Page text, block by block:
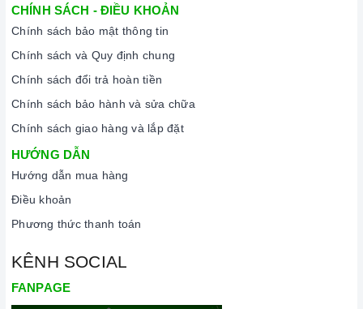
CHÍNH SÁCH - ĐIỀU KHOẢN
Chính sách bảo mật thông tin
Chính sách và Quy định chung
Chính sách đổi trả hoàn tiền
Chính sách bảo hành và sửa chữa
Chính sách giao hàng và lắp đặt
HƯỚNG DẪN
Hướng dẫn mua hàng
Điều khoản
Phương thức thanh toán
KÊNH SOCIAL
FANPAGE